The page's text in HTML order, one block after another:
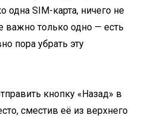
одна SIM-карта, ничего не
важно только одно — есть
пора убрать эту
кнопку «Назад» в
сместив её из верхнего